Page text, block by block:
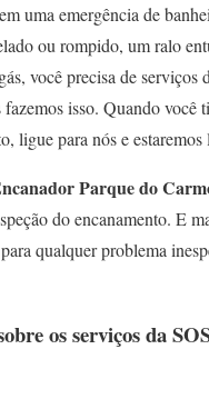
uma emergência de
ou rompido, um ralo
você precisa de serviços
isso. Quando você
ligue para nós e estaremos
Parque do
do encanamento. E
qualquer problema
os serviços da